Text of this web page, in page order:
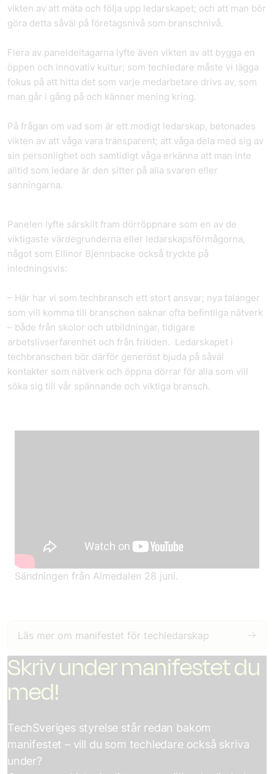
vikten av att mäta och följa upp ledarskapet; och att man bör
göra detta såväl på företagsnivå som branschnivå.
Flera av paneldeltagarna lyfte även vikten av att bygga en
öppen och innovativ kultur; som techledare måste vi lägga
fokus på att hitta det som varje medarbetare drivs av, som
man går i gång på och känner mening kring.
På frågan om vad som är ett modigt ledarskap, betonades
vikten av att våga vara transparent; att våga dela med sig av
sin personlighet och samtidigt våga erkänna att man inte
alltid som ledare är den sitter på alla svaren eller
sanningarna.
Panelen lyfte särskilt fram dörröppnare som en av de
viktigaste värdegrunderna eller ledarskapsförmågorna,
något som Ellinor Bjennbacke också tryckte på
inledningsvis:
– Här har vi som techbransch ett stort ansvar; nya talanger
som vill komma till branschen saknar ofta befintliga nätverk
– både från skolor och utbildningar, tidigare
arbetslivserfarenhet och från fritiden. Ledarskapet i
techbranschen bör därför generöst bjuda på såväl
kontakter som nätverk och öppna dörrar för alla som vill
söka sig till vår spännande och viktiga bransch.
Sändningen från Almedalen 28 juni.
Läs mer om manifestet för techledarskap
Skriv under manifestet du
med!
TechSveriges styrelse står redan bakom
manifestet – vill du som techledare också skriva
under?